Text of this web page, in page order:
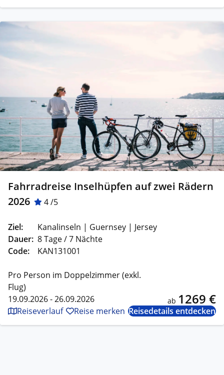
Fahrradreise Inselhüpfen auf zwei Rädern
2026
4 /5
Ziel:
Kanalinseln | Guernsey | Jersey
Dauer: 8 Tage / 7 Nächte
Code:
KAN131001
Pro Person im Doppelzimmer (exkl.
Flug)
19.09.2026 - 26.09.2026
ab 1269 €
Reiseverlauf Reise merken Reisedetails entdecken